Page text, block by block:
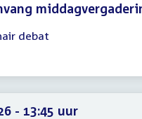
debat
- 13:45 uur